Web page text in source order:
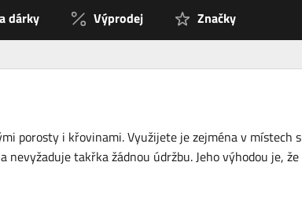
dárky Výprodej Značky
porosty i křovinami. Využijete je zejména v místech s
takřka žádnou údržbu. Jeho výhodou je, že